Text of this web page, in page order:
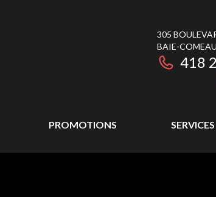
305
BAIE-COMEAU
418
PROMOTIONS SERVICES